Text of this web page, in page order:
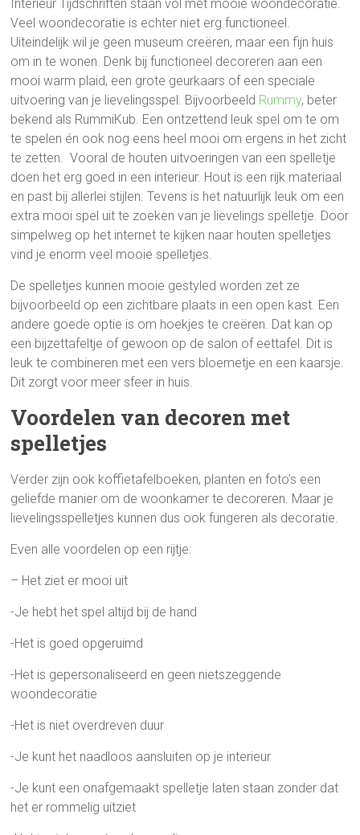
Interieur Tijdschriften staan vol met mooie woondecoratie.
Veel woondecoratie is echter niet erg functioneel.
Uiteindelijk wil je geen museum creëren, maar een fijn huis
om in te wonen. Denk bij functioneel decoreren aan een
mooi warm plaid, een grote geurkaars of een speciale
uitvoering van je lievelingsspel. Bijvoorbeeld Rummy, beter
bekend als RummiKub. Een ontzettend leuk spel om te om
te spelen én ook nog eens heel mooi om ergens in het zicht
te zetten. Vooral de houten uitvoeringen van een spelletje
doen het erg goed in een interieur. Hout is een rijk materiaal
en past bij allerlei stijlen. Tevens is het natuurlijk leuk om een
extra mooi spel uit te zoeken van je lievelings spelletje. Door
simpelweg op het internet te kijken naar houten spelletjes
vind je enorm veel mooie spelletjes.
De spelletjes kunnen mooie gestyled worden zet ze
bijvoorbeeld op een zichtbare plaats in een open kast. Een
andere goede optie is om hoekjes te creëren. Dat kan op
een bijzettafeltje of gewoon op de salon of eettafel. Dit is
leuk te combineren met een vers bloemetje en een kaarsje.
Dit zorgt voor meer sfeer in huis.
Voordelen van decoren met
spelletjes
Verder zijn ook koffietafelboeken, planten en foto’s een
geliefde manier om de woonkamer te decoreren. Maar je
lievelingsspelletjes kunnen dus ook fungeren als decoratie.
Even alle voordelen op een rijtje:
– Het ziet er mooi uit
-Je hebt het spel altijd bij de hand
-Het is goed opgeruimd
-Het is gepersonaliseerd en geen nietszeggende
woondecoratie
-Het is niet overdreven duur
-Je kunt het naadloos aansluiten op je interieur
-Je kunt een onafgemaakt spelletje laten staan zonder dat
het er rommelig uitziet